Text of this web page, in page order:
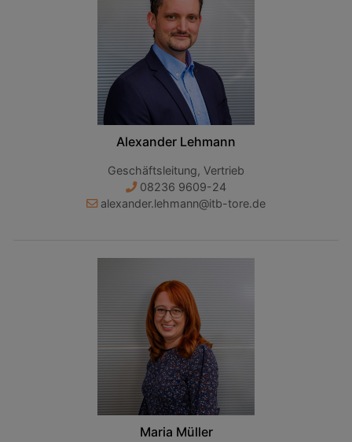
Alexander Lehmann
Geschäftsleitung, Vertrieb
08236 9609-24
alexander.lehmann@itb-tore.de
Maria Müller